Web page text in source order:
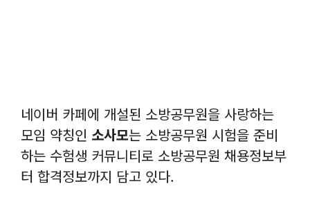
네이버 카페에 개설된 소방공무원을 사랑하는
모임 약칭인 소사모는 소방공무원 시험을 준비
하는 수험생 커뮤니티로 소방공무원 채용정보부
터 합격정보까지 담고 있다.